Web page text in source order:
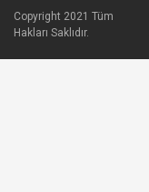
Copyright 2021 Tüm
Hakları Saklıdır.